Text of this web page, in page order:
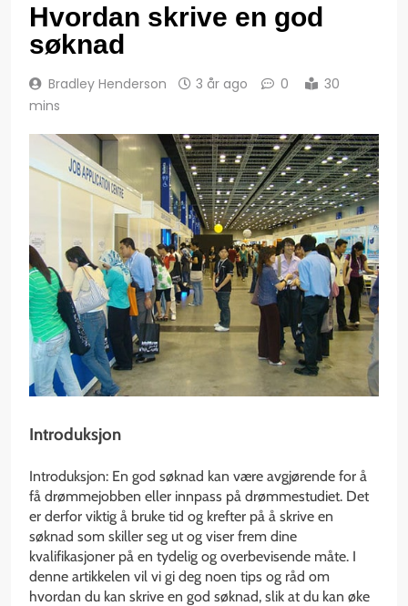
Hvordan skrive en god
søknad
Bradley Henderson 3 år ago 0
30
mins
Introduksjon
Introduksjon: En god søknad kan være avgjørende for å
få drømmejobben eller innpass på drømmestudiet. Det
er derfor viktig å bruke tid og krefter på å skrive en
søknad som skiller seg ut og viser frem dine
kvalifikasjoner på en tydelig og overbevisende måte. I
denne artikkelen vil vi gi deg noen tips og råd om
hvordan du kan skrive en god søknad, slik at du kan øke